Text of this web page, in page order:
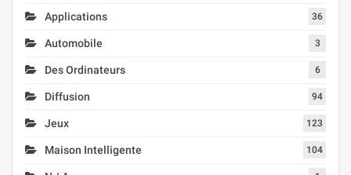
Applications 36
Automobile 3
Des Ordinateurs 6
Diffusion 94
Jeux 123
Maison Intelligente 104